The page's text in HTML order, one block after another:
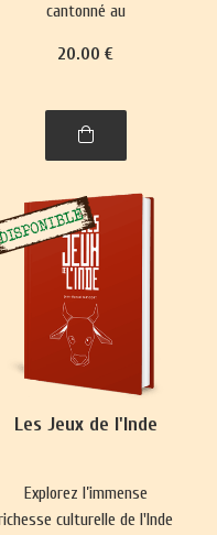
cantonné au
mineure dans le paysage
réactualise nos
représentations du monde
sociales depuis 5000 ans.
20.00 €
Les Jeux de l'Inde
Explorez l’immense
culturelle de l'Inde